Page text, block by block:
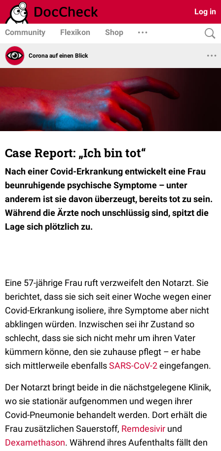
Log in
Community Flexikon Shop
Corona auf einen Blick
Case Report: „Ich bin tot“
Nach einer Covid-Erkrankung entwickelt eine Frau
beunruhigende psychische Symptome – unter
anderem ist sie davon überzeugt, bereits tot zu sein.
Während die Ärzte noch unschlüssig sind, spitzt die
Lage sich plötzlich zu.
Eine 57-jährige Frau ruft verzweifelt den Notarzt. Sie
berichtet, dass sie sich seit einer Woche wegen einer
Covid-Erkrankung isoliere, ihre Symptome aber nicht
abklingen würden. Inzwischen sei ihr Zustand so
schlecht, dass sie sich nicht mehr um ihren Vater
kümmern könne, den sie zuhause pflegt – er habe
sich mittlerweile ebenfallsSARS-CoV-2eingefangen.
Der Notarzt bringt beide in die nächstgelegene Klinik,
wo sie stationär aufgenommen und wegen ihrer
Covid-Pneumonie behandelt werden. Dort erhält die
Frau zusätzlichen Sauerstoff, Remdesivir und
Dexamethason. Während ihres Aufenthalts fällt den